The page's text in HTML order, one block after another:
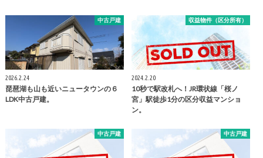
中古戸建
2026.2.24
琵琶湖も山も近いニュータウンの６
LDK中古戸建。
収益物件（区分所有）
2024.2.20
10秒で駅改札へ！JR環状線「桜ノ
宮」駅徒歩1分の区分収益マンショ
ン。
中古戸建 中古戸建